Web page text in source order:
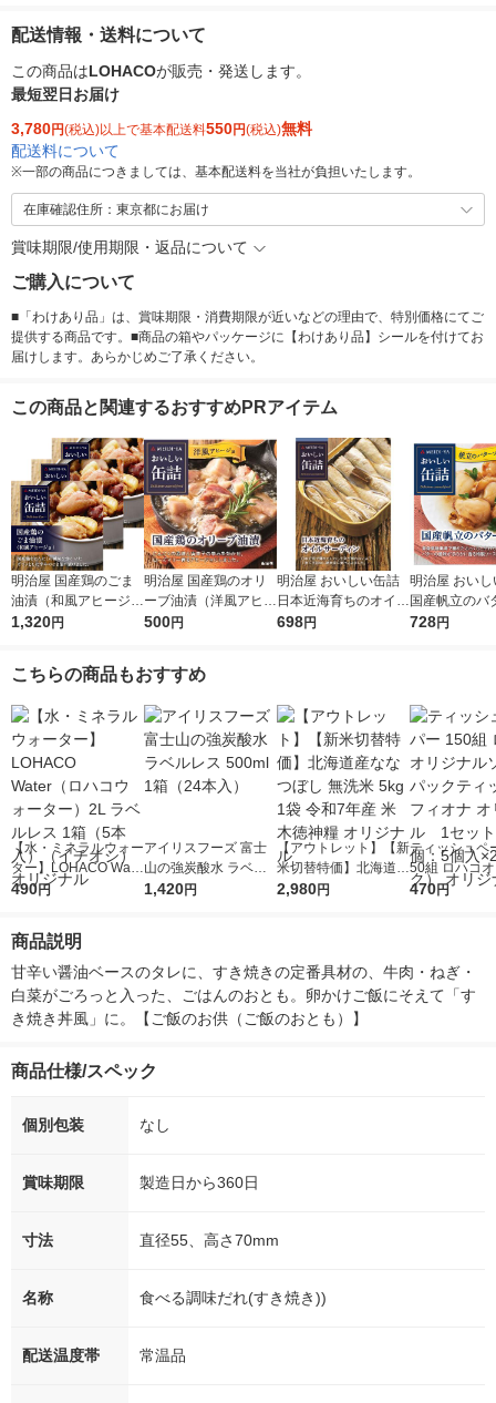
配送情報・送料について
この商品はLOHACOが販売・発送します。
最短翌日お届け
3,780円(税込)以上で基本配送料550円(税込)無料
配送料について
※一部の商品につきましては、基本配送料を当社が負担いたします。
在庫確認住所：東京都にお届け
賞味期限/使用期限・返品について
ご購入について
■「わけあり品」は、賞味期限・消費期限が近いなどの理由で、特別価格にてご
提供する商品です。■商品の箱やパッケージに【わけあり品】シールを付けてお
届けします。あらかじめご了承ください。
この商品と関連するおすすめPRアイテム
明治屋 国産鶏のごま
油漬（和風アヒージ
ョ） 1セット（3缶）
1,320円
明治屋 国産鶏のオリ
ーブ油漬（洋風アヒー
ジョ） 1缶
500円
明治屋 おいしい缶詰
日本近海育ちのオイル
サーディン1缶
698円
明治屋 おいし
国産帆立のバ
ス 1個
728円
こちらの商品もおすすめ
【水・ミネラルウォー
ター】LOHACO Wate
r（ロハコウォータ
シ） オリジナル
490円
アイリスフーズ 富士
山の強炭酸水 ラベル
レス 500ml 1箱（24
1,420円
【アウトレット】【新
米切替特価】北海道産
ななつぼし 無洗米 5k
2,980円
ティッシュペ
50組 ロハコ
ルソフトパッ
オリジナル
470円
商品説明
甘辛い醤油ベースのタレに、すき焼きの定番具材の、牛肉・ねぎ・
白菜がごろっと入った、ごはんのおとも。卵かけご飯にそえて「す
き焼き丼風」に。【ご飯のお供（ご飯のおとも）】
商品仕様/スペック
個別包装 なし
賞味期限 製造日から360日
寸法 直径55、高さ70mm
名称 食べる調味だれ(すき焼き))
配送温度帯 常温品